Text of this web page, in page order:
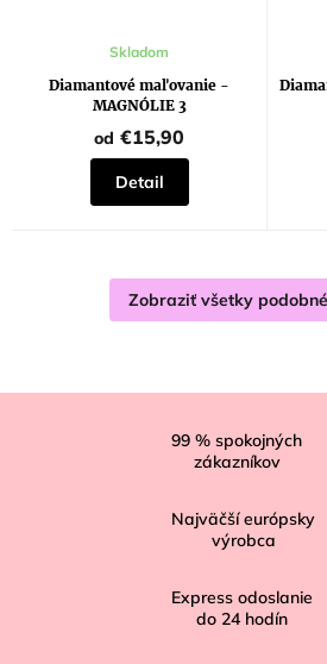
Diamantové maľovanie -
MAGNÓLIE 3
Skladom
od €15,90
Detail
Zobraziť všetky
99 % spokojných
zákazníkov
Najväčší európsky
výrobca
Express odoslanie
do 24 hodín